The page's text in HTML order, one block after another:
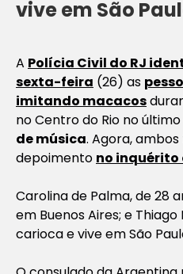
vive em São
A Polícia Civil do RJ
sexta-feira (26) as
imitando macacos
no Centro do Rio no último
de música. Agora,
depoimento no inquérito
Carolina de Palma, de 28
em Buenos Aires; e
carioca e vive em São